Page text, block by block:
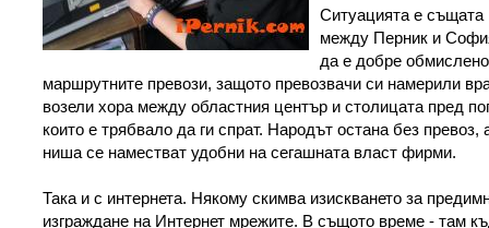
Ситуацията е същата
между Перник и
да е добре
маршрутните превози, защото превозвачи си намерили
возели хора между областния център и столицата пред
които е трябвало да ги спрат. Народът остана без превоз,
ниша се наместват удобни на сегашната власт фирми.
Така и с интернета. Някому скимва изискването за
изграждане на Интернет мрежите. В същото време - там